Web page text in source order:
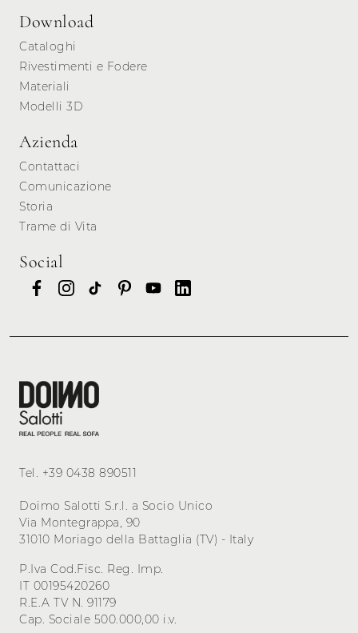
Download
Cataloghi
Rivestimenti e Fodere
Materiali
Modelli 3D
Azienda
Contattaci
Comunicazione
Storia
Trame di Vita
Social
Tel. +39 0438 890511
Doimo Salotti S.r.l. a Socio Unico
Via Montegrappa, 90
31010 Moriago della Battaglia (TV) - Italy
P.Iva Cod.Fisc. Reg. Imp.
IT 00195420260
R.E.A TV N. 91179
Cap. Sociale 500.000,00 i.v.